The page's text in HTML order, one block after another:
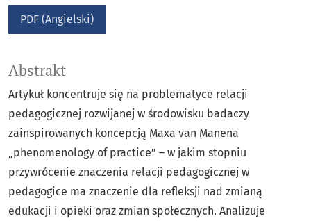
PDF (Angielski)
Abstrakt
Artykuł koncentruje się na problematyce relacji
pedagogicznej rozwijanej w środowisku badaczy
zainspirowanych koncepcją Maxa van Manena
„phenomenology of practice” – w jakim stopniu
przywrócenie znaczenia relacji pedagogicznej w
pedagogice ma znaczenie dla refleksji nad zmianą
edukacji i opieki oraz zmian społecznych. Analizuje